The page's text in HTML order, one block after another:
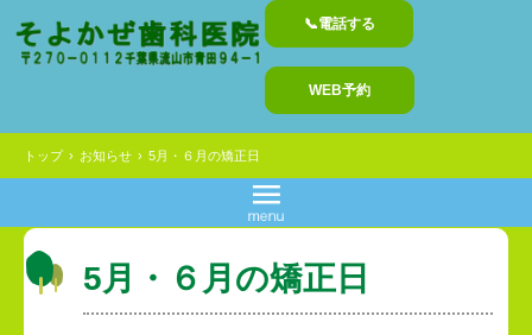
📞電話する
WEB予約
トップ › お知らせ › 5月・６月の矯正日
5月・６月の矯正日